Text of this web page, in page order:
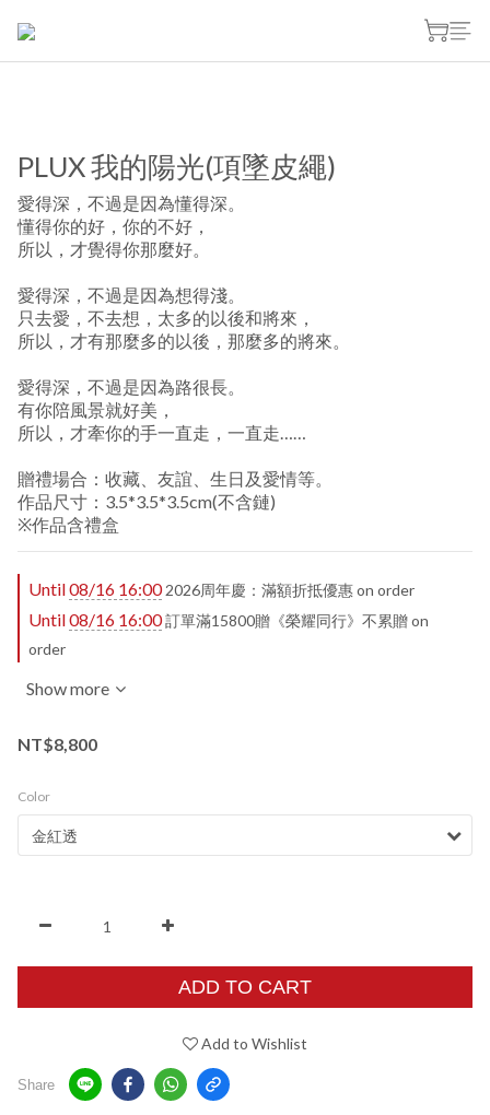
PLUX 我的陽光(項墜皮繩)
愛得深，不過是因為懂得深。
懂得你的好，你的不好，
所以，才覺得你那麼好。
愛得深，不過是因為想得淺。
只去愛，不去想，太多的以後和將來，
所以，才有那麼多的以後，那麼多的將來。
愛得深，不過是因為路很長。
有你陪風景就好美，
所以，才牽你的手一直走，一直走……
贈禮場合：收藏、友誼、生日及愛情等。
作品尺寸：3.5*3.5*3.5cm(不含鏈)
※作品含禮盒
Until08/16 16:002026周年慶：滿額折抵優惠 on order
Until08/16 16:00訂單滿15800贈《榮耀同行》不累贈 on
order
Show more
NT$8,800
Color
ADD TO CART
Add to Wishlist
Share